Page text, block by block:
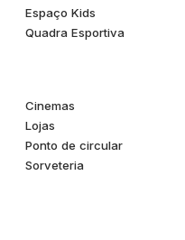
todas as quartas-
Maia! 🏡🔑✨
Espaço Kids
Quadra Esportiva
Cinemas
Lojas
Ponto de circular
Sorveteria